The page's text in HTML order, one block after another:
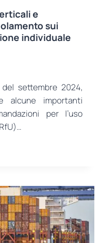
e
sui
individuale
settembre 2024,
alcune importanti
per l’uso